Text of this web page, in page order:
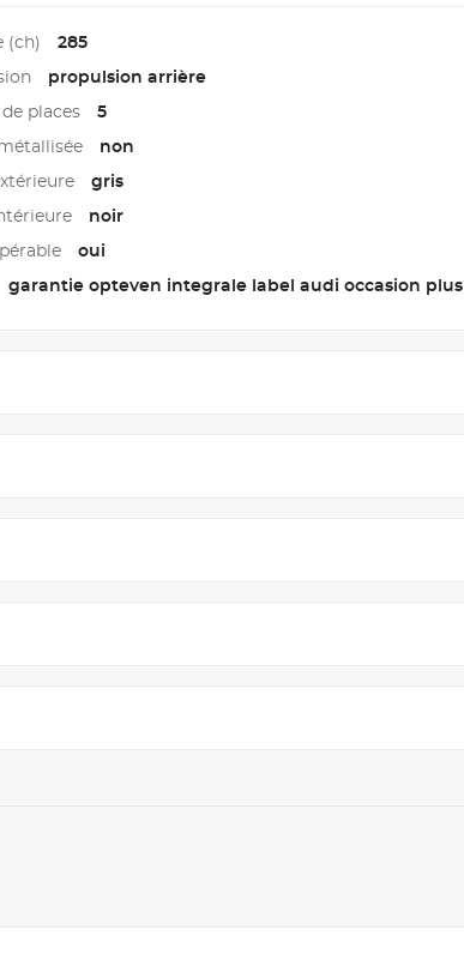
(ch) 285
propulsion arrière
places 5
non
gris
noir
oui
garantie opteven integrale label audi occasion plus